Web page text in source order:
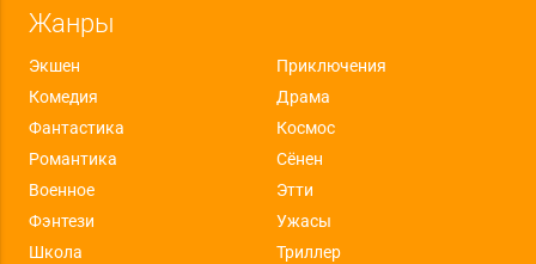
Жанры
Экшен
Приключения
Комедия
Драма
Фантастика
Космос
Романтика
Сёнен
Военное
Этти
Фэнтези
Ужасы
Школа
Триллер